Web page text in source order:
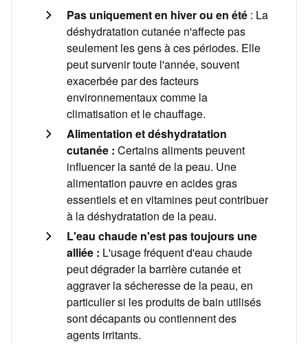
Pas uniquement en hiver ou en été : La
déshydratation cutanée n'affecte pas
seulement les gens à ces périodes. Elle
peut survenir toute l'année, souvent
exacerbée par des facteurs
environnementaux comme la
climatisation et le chauffage.
Alimentation et déshydratation
cutanée : Certains aliments peuvent
influencer la santé de la peau. Une
alimentation pauvre en acides gras
essentiels et en vitamines peut contribuer
à la déshydratation de la peau.
L'eau chaude n'est pas toujours une
alliée : L'usage fréquent d'eau chaude
peut dégrader la barrière cutanée et
aggraver la sécheresse de la peau, en
particulier si les produits de bain utilisés
sont décapants ou contiennent des
agents irritants.